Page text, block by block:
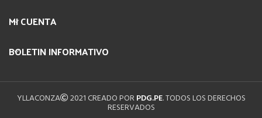
MI CUENTA
BOLETIN INFORMATIVO
YLLACONZA 2021 CREADO PORPDG.PE. TODOS LOS DERECHOS
RESERVADOS